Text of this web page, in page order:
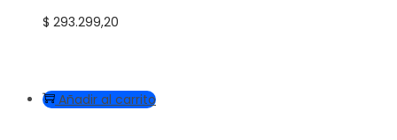
$ 293.299,20
Añadir al carrito